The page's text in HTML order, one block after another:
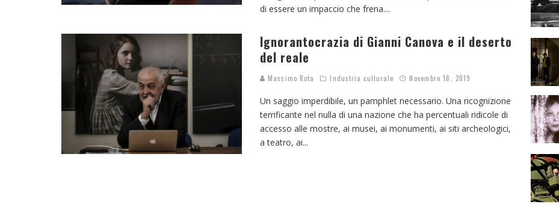
di essere un impaccio che frena....
Ignorantocrazia di Gianni Canova e il deserto
del reale
Massimo Rota Industria culturale Novembre 18, 2019
Un saggio imperdibile, un pamphlet necessario. Una ricognizione
terrificante nel nulla di una nazione che ha percentuali ridicole di
accesso alle mostre, ai musei, ai monumenti, ai siti archeologici,
a teatro, ai...